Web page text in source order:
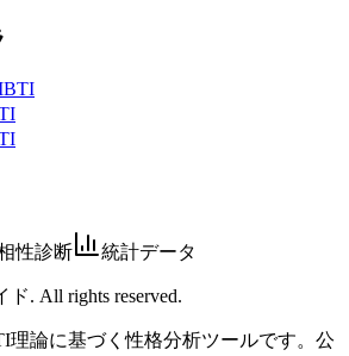
性診断 統計データ
. All rights reserved.
論に基づく性格分析ツールです。公